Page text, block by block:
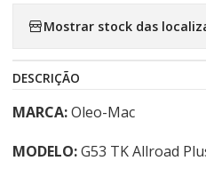
Mostrar stock das
DESCRIÇÃO
MARCA:Oleo-Mac
MODELO:G53 TK Allroad